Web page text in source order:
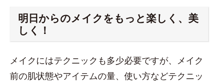
明日からのメイクをもっと楽しく、美
しく！
メイクにはテクニックも多少必要ですが、メイク
前の肌状態やアイテムの量、使い方などテクニッ